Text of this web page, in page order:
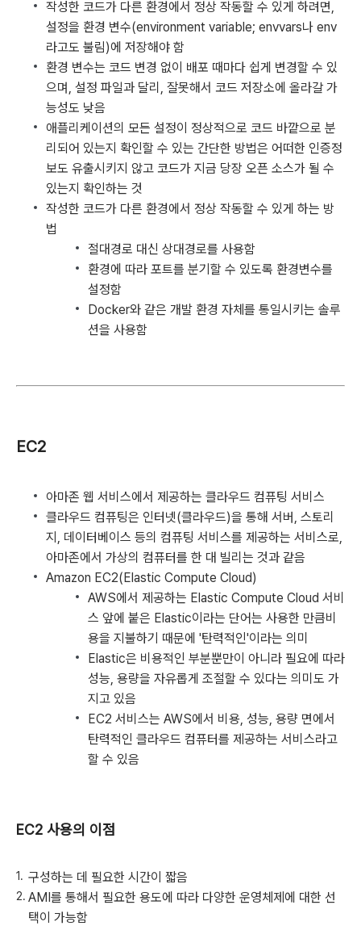
작성한 코드가 다른 환경에서 정상 작동할 수 있게 하려면,
설정을 환경 변수(environment variable; envvars나 env
라고도 불림)에 저장해야 함
환경 변수는 코드 변경 없이 배포 때마다 쉽게 변경할 수 있
으며, 설정 파일과 달리, 잘못해서 코드 저장소에 올라갈 가
능성도 낮음
애플리케이션의 모든 설정이 정상적으로 코드 바깥으로 분
리되어 있는지 확인할 수 있는 간단한 방법은 어떠한 인증정
보도 유출시키지 않고 코드가 지금 당장 오픈 소스가 될 수
있는지 확인하는 것
작성한 코드가 다른 환경에서 정상 작동할 수 있게 하는 방
법
절대경로 대신 상대경로를 사용함
환경에 따라 포트를 분기할 수 있도록 환경변수를
설정함
Docker와 같은 개발 환경 자체를 통일시키는 솔루
션을 사용함
EC2
아마존 웹 서비스에서 제공하는 클라우드 컴퓨팅 서비스
클라우드 컴퓨팅은 인터넷(클라우드)을 통해 서버, 스토리
지, 데이터베이스 등의 컴퓨팅 서비스를 제공하는 서비스로,
아마존에서 가상의 컴퓨터를 한 대 빌리는 것과 같음
Amazon EC2(Elastic Compute Cloud)
AWS에서 제공하는 Elastic Compute Cloud 서비
스 앞에 붙은 Elastic이라는 단어는 사용한 만큼비
용을 지불하기 때문에 '탄력적인'이라는 의미
Elastic은 비용적인 부분뿐만이 아니라 필요에 따라
성능, 용량을 자유롭게 조절할 수 있다는 의미도 가
지고 있음
EC2 서비스는 AWS에서 비용, 성능, 용량 면에서
탄력적인 클라우드 컴퓨터를 제공하는 서비스라고
할 수 있음
EC2 사용의 이점
구성하는 데 필요한 시간이 짧음
AMI를 통해서 필요한 용도에 따라 다양한 운영체제에 대한 선
택이 가능함